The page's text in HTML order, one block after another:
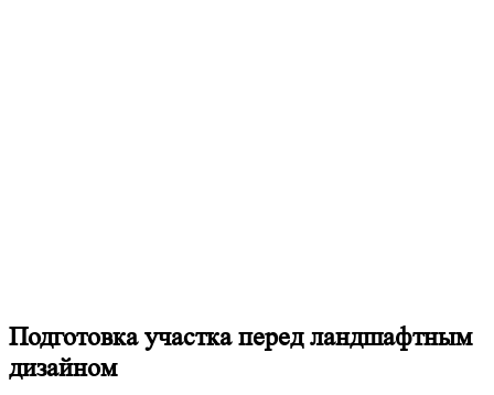
Подготовка участка перед ландшафтным
дизайном